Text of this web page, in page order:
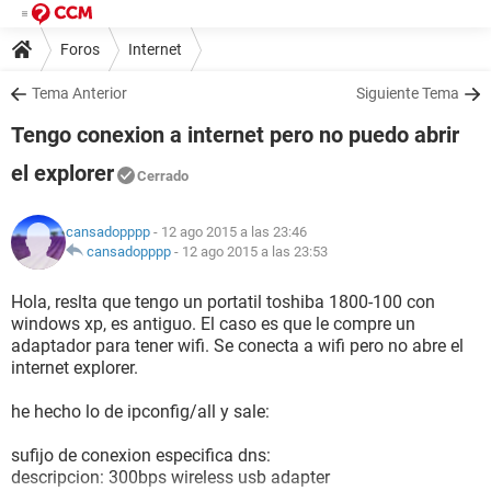
Foros Internet
Tema Anterior Siguiente Tema
Tengo conexion a internet pero no puedo abrir
el explorer
Cerrado
cansadopppp - 12 ago 2015 a las 23:46
cansadopppp - 12 ago 2015 a las 23:53
Hola, reslta que tengo un portatil toshiba 1800-100 con
windows xp, es antiguo. El caso es que le compre un
adaptador para tener wifi. Se conecta a wifi pero no abre el
internet explorer.
he hecho lo de ipconfig/all y sale:
sufijo de conexion especifica dns:
descripcion: 300bps wireless usb adapter